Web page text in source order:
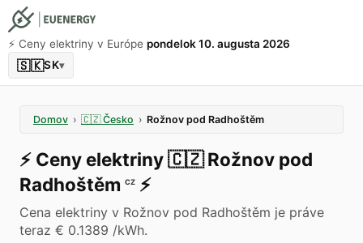
⚡️ Ceny elektriny v Európe pondelok 10. augusta 2026
🇸🇰SK▾
Domov › 🇨🇿 Česko › Rožnov pod Radhoštěm
⚡️ Ceny elektriny🇨🇿 Rožnov pod
Radhoštěm CZ ⚡️
Cena elektriny v Rožnov pod Radhoštěm je práve
teraz € 0.1389 /kWh.